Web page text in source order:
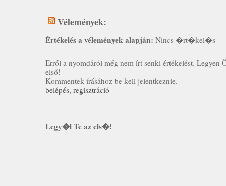
Vélemények:
Értékelés a vélemények alapján: Nincs �rt�kel�s
Erről a nyomdáról még nem írt senki értékelést. Legyen
első!
Kommentek írásához be kell jelentkeznie.
belépés, regisztráció
Legy�l Te az els�!